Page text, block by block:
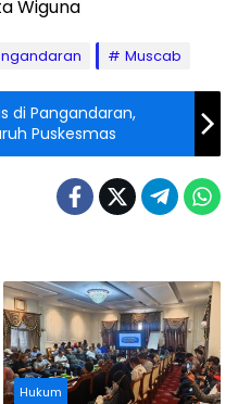
Wiguna
Muscab
di Pangandaran,
Puskesmas
Hukum